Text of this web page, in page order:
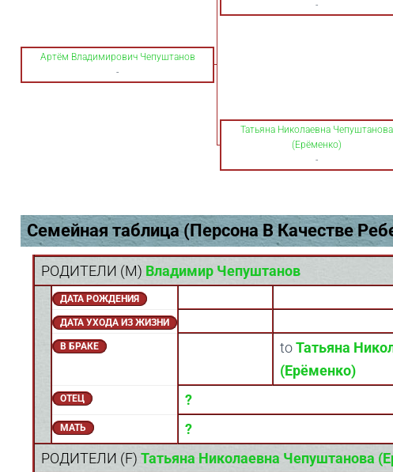
-
Артём Владимирович Чепуштанов
-
Татьяна Николаевна Чепуштанова
(Ерёменко)
-
Семейная таблица (Персона В Качестве
РОДИТЕЛИ (M) Владимир Чепуштанов
ДАТА РОЖДЕНИЯ
ДАТА УХОДА ИЗ ЖИЗНИ
В БРАКЕ toТатьяна
(Ерёменко)
ОТЕЦ ?
МАТЬ
?
РОДИТЕЛИ (F) Татьяна Николаевна Чепуштанова